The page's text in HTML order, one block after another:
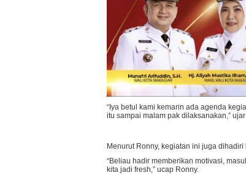
“Iya betul kami kemarin ada agenda
itu sampai malam pak dilaksanakan,”
Menurut Ronny, kegiatan ini juga
“Beliau hadir memberikan motivasi,
kita jadi fresh,” ucap Ronny.